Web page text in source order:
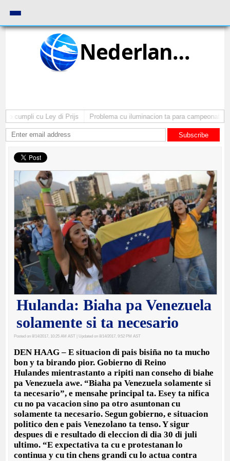
Nederlands
cumpli cu Ley di Prijs Problema cu iluminacion ta para campeonato di
Subscribe
Hulanda: Biaha pa Venezuela
solamente si ta necesario
Posted on 8/14/2017, 10:25 AM AST | Updated on 8/14/2017, 9:52 PM AST
DEN HAAG – E situacion di pais bisiña no ta mucho
bon y ta birando pior. Gobierno di Reino
Hulandes mientrastanto a ripiti nan conseho di biahe
pa Venezuela awe. “Biaha pa Venezuela solamente si
ta necesario”, e mensahe principal ta. Esey ta nifica
cu no pa vacacion sino pa otro asuntonan cu
solamente ta necesario. Segun gobierno, e situacion
politico den e pais Venezolano ta tenso. Y sigur
despues di e resultado di eleccion di dia 30 di juli
ultimo. “E expectativa ta cu e protestanan lo
continua y cu tin chens grandi cu lo actua contra